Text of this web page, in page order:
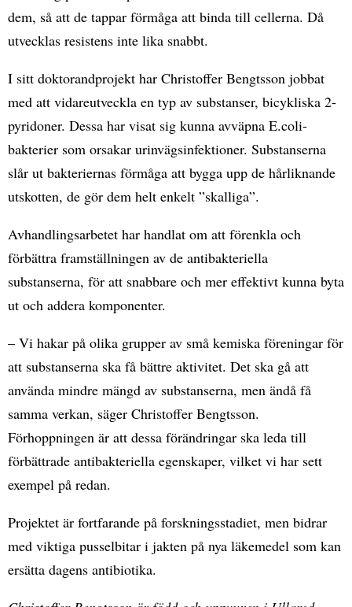
dem, så att de tappar förmåga att binda till cellerna. Då
utvecklas resistens inte lika snabbt.
I sitt doktorandprojekt har Christoffer Bengtsson jobbat
med att vidareutveckla en typ av substanser, bicykliska 2-
pyridoner. Dessa har visat sig kunna avväpna E.coli-
bakterier som orsakar urinvägsinfektioner. Substanserna
slår ut bakteriernas förmåga att bygga upp de hårliknande
utskotten, de gör dem helt enkelt ”skalliga”.
Avhandlingsarbetet har handlat om att förenkla och
förbättra framställningen av de antibakteriella
substanserna, för att snabbare och mer effektivt kunna byta
ut och addera komponenter.
– Vi hakar på olika grupper av små kemiska föreningar för
att substanserna ska få bättre aktivitet. Det ska gå att
använda mindre mängd av substanserna, men ändå få
samma verkan, säger Christoffer Bengtsson.
Förhoppningen är att dessa förändringar ska leda till
förbättrade antibakteriella egenskaper, vilket vi har sett
exempel på redan.
Projektet är fortfarande på forskningsstadiet, men bidrar
med viktiga pusselbitar i jakten på nya läkemedel som kan
ersätta dagens antibiotika.